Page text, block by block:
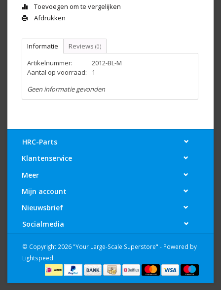
Toevoegen om te vergelijken
Afdrukken
Informatie Reviews (0)
Artikelnummer:
2012-BL-M
Aantal op voorraad:
1
Geen informatie gevonden
HRC-Parts
Klantenservice
Meer
Mijn account
Nieuwsbrief
Socialmedia
© Copyright 2026 "Your Large-Scale Superstore" - Powered by
Lightspeed